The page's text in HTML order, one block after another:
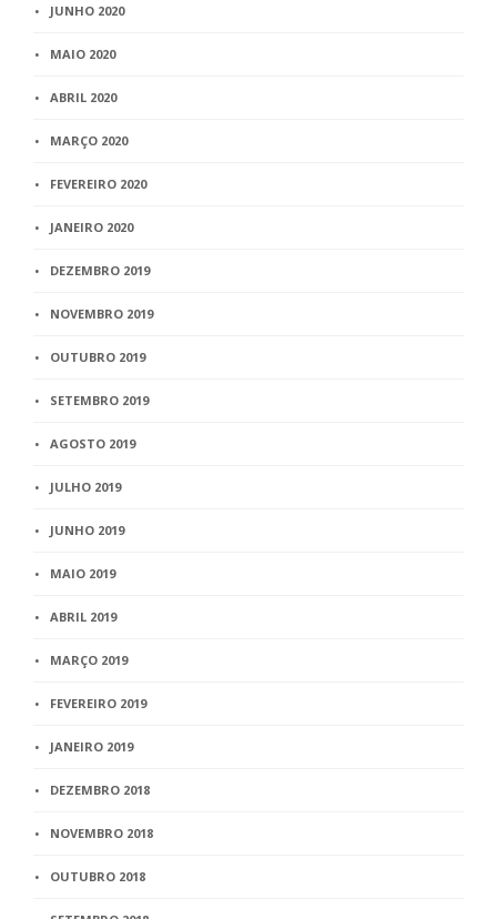
JUNHO 2020
MAIO 2020
ABRIL 2020
MARÇO 2020
FEVEREIRO 2020
JANEIRO 2020
DEZEMBRO 2019
NOVEMBRO 2019
OUTUBRO 2019
SETEMBRO 2019
AGOSTO 2019
JULHO 2019
JUNHO 2019
MAIO 2019
ABRIL 2019
MARÇO 2019
FEVEREIRO 2019
JANEIRO 2019
DEZEMBRO 2018
NOVEMBRO 2018
OUTUBRO 2018